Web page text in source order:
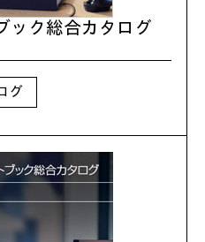
ック総合カタログ
グ